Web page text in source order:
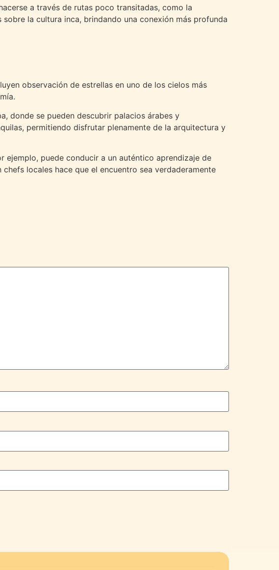
a través de rutas poco transitadas, como la
la cultura inca, brindando una conexión más profunda
observación de estrellas en uno de los cielos más
donde se pueden descubrir palacios árabes y
permitiendo disfrutar plenamente de la arquitectura y
ejemplo, puede conducir a un auténtico aprendizaje de
locales hace que el encuentro sea verdaderamente